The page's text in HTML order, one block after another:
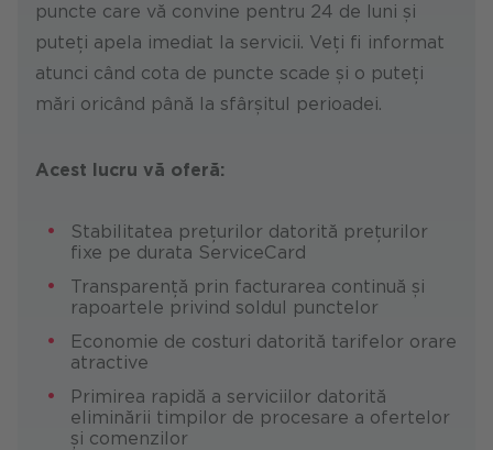
puncte care vă convine pentru 24 de luni și
puteți apela imediat la servicii. Veți fi informat
atunci când cota de puncte scade și o puteți
mări oricând până la sfârșitul perioadei.
Acest lucru vă oferă:
Stabilitatea prețurilor datorită prețurilor
fixe pe durata ServiceCard
Transparență prin facturarea continuă și
rapoartele privind soldul punctelor
Economie de costuri datorită tarifelor orare
atractive
Primirea rapidă a serviciilor datorită
eliminării timpilor de procesare a ofertelor
și comenzilor